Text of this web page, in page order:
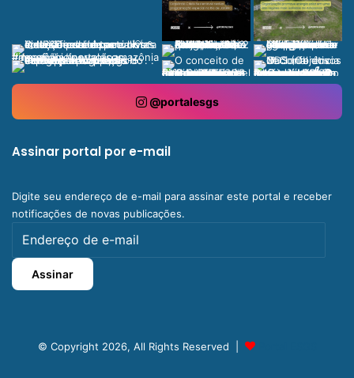
@portalesgs
Assinar portal por e-mail
Digite seu endereço de e-mail para assinar este portal e receber
notificações de novas publicações.
de
e-
mail
Assinar
© Copyright 2026, All Rights Reserved |